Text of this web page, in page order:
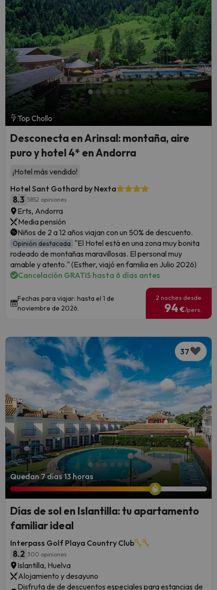
Top Chollo
Desconecta en Arinsal: montaña, aire
puro y hotel 4* en Andorra
¡Hotel más vendido!
Hotel Sant Gothard by Nexta
8.3 5852 opiniones
Erts, Andorra
Media pensión
Niños de 2 a 12 años viajan con un 50% de descuento.
Opinión destacada "El Hotel está en una zona muy bonita
rodeado de montañas maravillosas. El personal muy
amable y atento." (Esther, viajó en familia en Julio 2026)
Cancelación GRATIS hasta 6 días antes
Fechas para viajar: hasta el 1 de
noviembre de 2026.
2 noches desde
94€/pers.
37
Quedan 7 días 13 horas
Días de sol en Islantilla: tu apartamento
familiar ideal
Interpass Golf Playa Country Club
8.2 300 opiniones
Islantilla, Huelva
Alojamiento y desayuno
Disfruta de de descuentos especiales para estancias de